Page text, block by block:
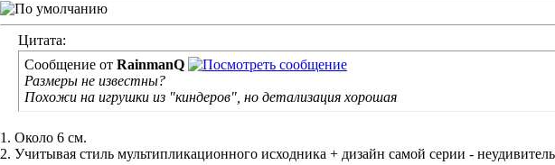
Цитата:
Сообщение от RainmanQ
Размеры не известны?
Похожи на игрушки из "киндеров", но детализация хорошая
1. Около 6 см.
2. Учитывая стиль мультипликационного исходника + дизайн самой серии -